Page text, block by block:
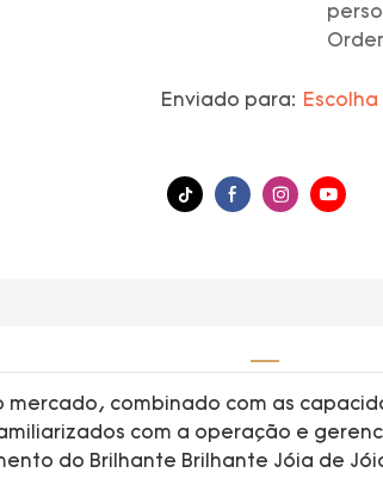
Enviado para:
mercado, combinado com as
com a operação e
do Brilhante Brilhante Jóia de